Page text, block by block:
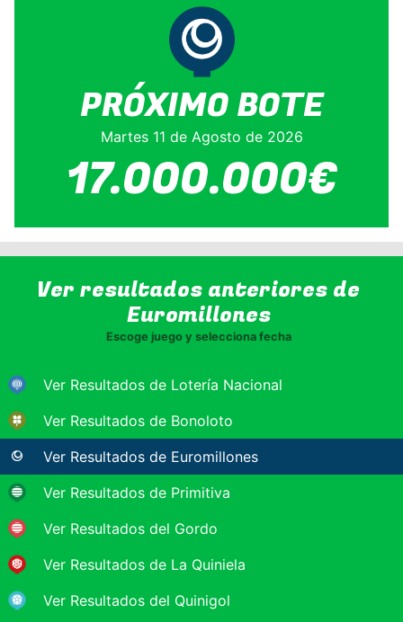
PRÓXIMO BOTE
Martes 11 de Agosto de 2026
17.000.000€
Ver resultados anteriores de
Euromillones
Escoge juego y selecciona fecha
Ver Resultados de Lotería Nacional
Ver Resultados de Bonoloto
Ver Resultados de Euromillones
Ver Resultados de Primitiva
Ver Resultados del Gordo
Ver Resultados de La Quiniela
Ver Resultados del Quinigol